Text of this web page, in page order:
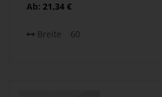
Ab: 21,34 €
Breite 60